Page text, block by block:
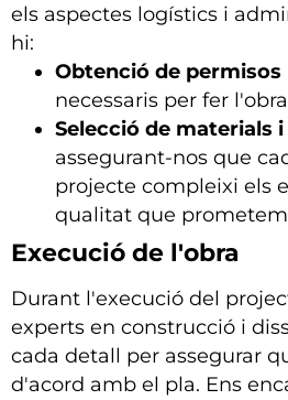
els aspectes logístics i
hi:
Obtenció de permisos
necessaris per fer
Selecció de materials
assegurant-nos que
projecte compleixi els
qualitat que
Execució de l'obra
Durant l'execució del
experts en construcció i
cada detall per assegurar
d'acord amb el pla. Ens